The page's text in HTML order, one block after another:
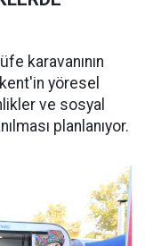
karavanının
yöresel
ve sosyal
planlanıyor.